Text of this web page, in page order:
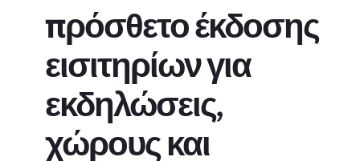
πρόσθετο έκδοσης
εισιτηρίων για
εκδηλώσεις,
χώρους και